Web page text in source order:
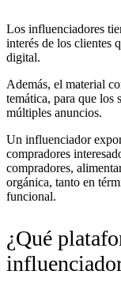
Los influenciadores
interés de los clientes
digital.
Además, el material
temática, para que los
múltiples anuncios.
Un influenciador
compradores
compradores,
orgánica, tanto en
funcional.
¿Qué